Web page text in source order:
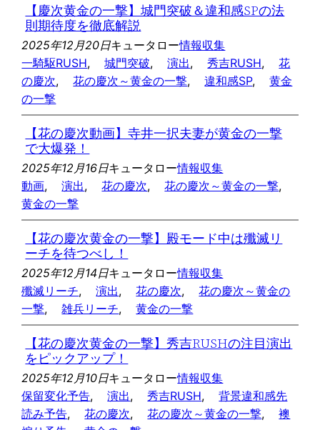
【慶次黄金の一撃】城門突破＆違和感SPの法
則期待度を徹底解説
2025年12月20日キュータロー情報収集
一騎駆RUSH, 城門突破, 演出, 秀吉RUSH,
花
の慶次, 花の慶次～黄金の一撃, 違和感SP,
黄金
の一撃
【花の慶次動画】寺井一択夫妻が黄金の一撃
で大爆発！
2025年12月16日キュータロー情報収集
動画, 演出, 花の慶次, 花の慶次～黄金の一撃
黄金の一撃
【花の慶次黄金の一撃】殿モード中は殲滅リ
ーチを待つべし！
2025年12月14日キュータロー情報収集
殲滅リーチ, 演出, 花の慶次,
花の慶次～黄金の
一撃, 雑兵リーチ, 黄金の一撃
【花の慶次黄金の一撃】秀吉RUSHの注目演出
をピックアップ！
2025年12月10日キュータロー情報収集
保留変化予告, 演出, 秀吉RUSH,
背景違和感先
読み予告, 花の慶次, 花の慶次～黄金の一撃,
襖